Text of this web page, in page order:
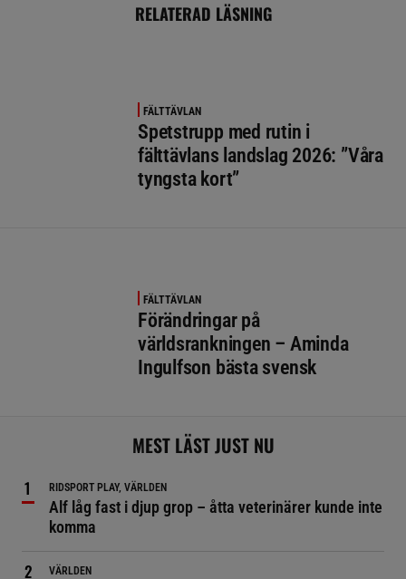
RELATERAD LÄSNING
FÄLTTÄVLAN
Spetstrupp med rutin i
fälttävlans landslag 2026: ”Våra
tyngsta kort”
FÄLTTÄVLAN
Förändringar på
världsrankningen – Aminda
Ingulfson bästa svensk
MEST LÄST JUST NU
RIDSPORT PLAY, VÄRLDEN
Alf låg fast i djup grop – åtta veterinärer kunde inte
komma
VÄRLDEN